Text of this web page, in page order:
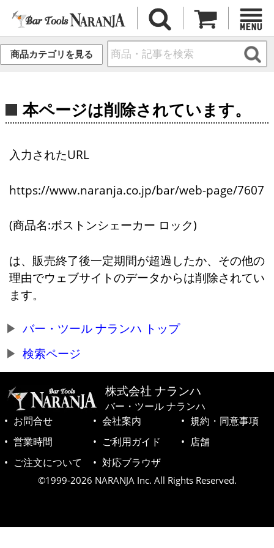
商品カテゴリを見る
本ページは削除されています。
入力されたURL
https://www.naranja.co.jp/bar/web-page/7607
(商品名:ボストンシェーカー ロック)
は、販売終了後一定期間が超過したか、その他の
理由でウェブサイトのデータからは削除されてい
ます。
バー・ツール ナランハ トップ
検索ページ
株式会社 ナランハ
バー・ツール ナランハ
お問合せ
会社案内
規約・同意事項
営業時間
ご利用ガイド
店舗
ご注文について
対応ブラウザ
©1999-2026 NARANJA Inc. All Rights Reserved.